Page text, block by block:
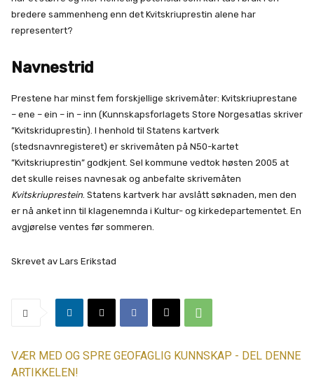
bredere sammenheng enn det Kvitskriuprestin alene har
representert?
Navnestrid
Prestene har minst fem forskjellige skrivemåter: Kvitskriuprestane
– ene – ein – in – inn (Kunnskapsforlagets Store Norgesatlas skriver
”Kvitskriduprestin). I henhold til Statens kartverk
(stedsnavnregisteret) er skrivemåten på N50-kartet
”Kvitskriuprestin” godkjent. Sel kommune vedtok høsten 2005 at
det skulle reises navnesak og anbefalte skrivemåten
Kvitskriuprestein. Statens kartverk har avslått søknaden, men den
er nå anket inn til klagenemnda i Kultur- og kirkedepartementet. En
avgjørelse ventes før sommeren.
Skrevet av Lars Erikstad
VÆR MED OG SPRE GEOFAGLIG KUNNSKAP - DEL DENNE
ARTIKKELEN!